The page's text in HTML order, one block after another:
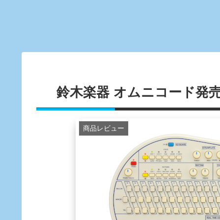
鈴木楽器 オムニコード発
商品レビュー